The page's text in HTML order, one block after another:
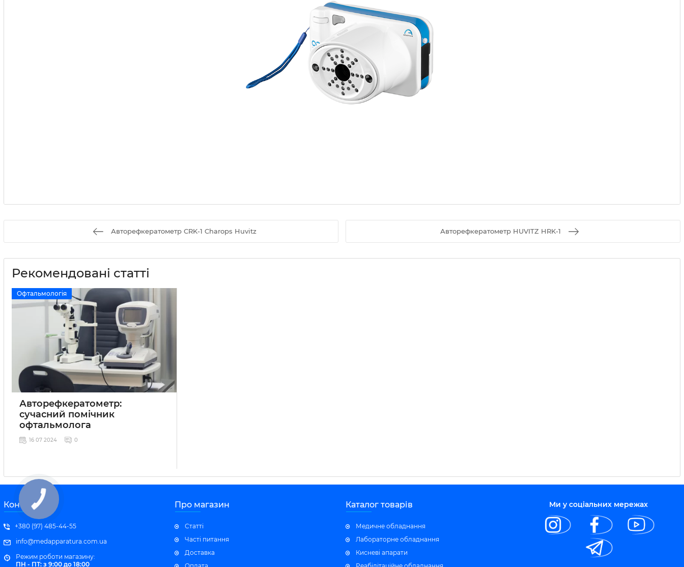
Авторефкератометр CRK-1 Charops Huvitz Авторефкератометр HUVITZ HRK-1
Рекомендовані статті
Офтальмологія
Авторефкератометр:
сучасний помічник
офтальмолога
16 07 2024 0
Контакти
+380 (97) 485-44-55
info@medapparatura.com.ua
Режим роботи магазину:
ПН - ПТ: з 9:00 до 18:00
Про магазин
Статті
Часті питання
Доставка
Каталог товарів
Медичне обладнання
Лабораторне обладнання
Кисневі апарати
Ми у соціальних мережах